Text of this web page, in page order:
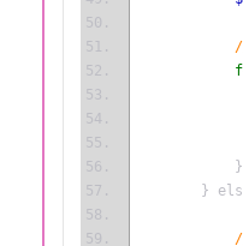
            }
}